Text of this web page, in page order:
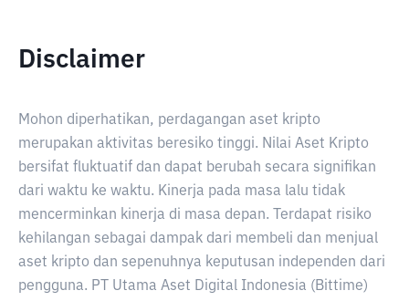
Disclaimer
Mohon diperhatikan, perdagangan aset kripto
merupakan aktivitas beresiko tinggi. Nilai Aset Kripto
bersifat fluktuatif dan dapat berubah secara signifikan
dari waktu ke waktu. Kinerja pada masa lalu tidak
mencerminkan kinerja di masa depan. Terdapat risiko
kehilangan sebagai dampak dari membeli dan menjual
aset kripto dan sepenuhnya keputusan independen dari
pengguna. PT Utama Aset Digital Indonesia (Bittime)